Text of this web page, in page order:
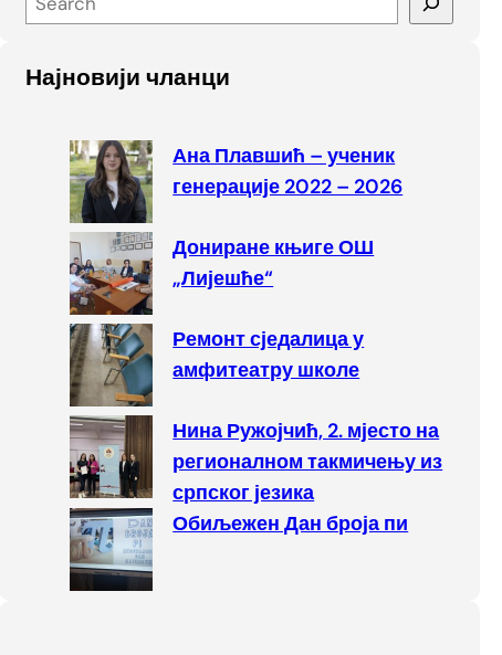
e
r
Најновији чланци
Ана Плавшић – ученик
генерације 2022 – 2026
Дониране књиге ОШ
„Лијешће“
Ремонт сједалица у
амфитеатру школе
Нина Ружојчић, 2. мјесто на
регионалном такмичењу из
српског језика
Обиљежен Дан броја пи